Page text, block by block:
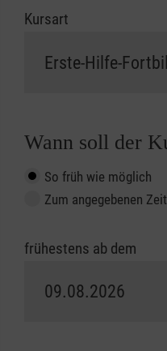
Kursart
Wann soll der
So früh wie möglich
Zum angegebenen
frühestens ab dem